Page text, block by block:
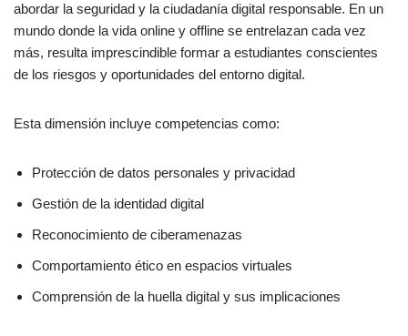
abordar la seguridad y la ciudadanía digital responsable. En un
mundo donde la vida online y offline se entrelazan cada vez
más, resulta imprescindible formar a estudiantes conscientes
de los riesgos y oportunidades del entorno digital.
Esta dimensión incluye competencias como:
Protección de datos personales y privacidad
Gestión de la identidad digital
Reconocimiento de ciberamenazas
Comportamiento ético en espacios virtuales
Comprensión de la huella digital y sus implicaciones